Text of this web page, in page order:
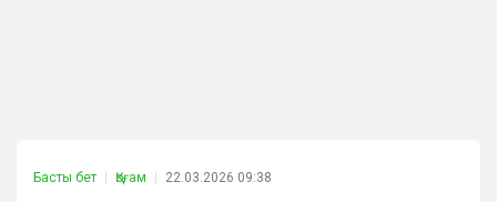
Басты бет Қоғам 22.03.2026 09:38